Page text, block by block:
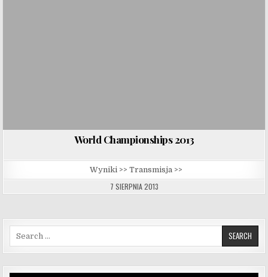
World Championships 2013
Wyniki >> Transmisja >>
7 SIERPNIA 2013